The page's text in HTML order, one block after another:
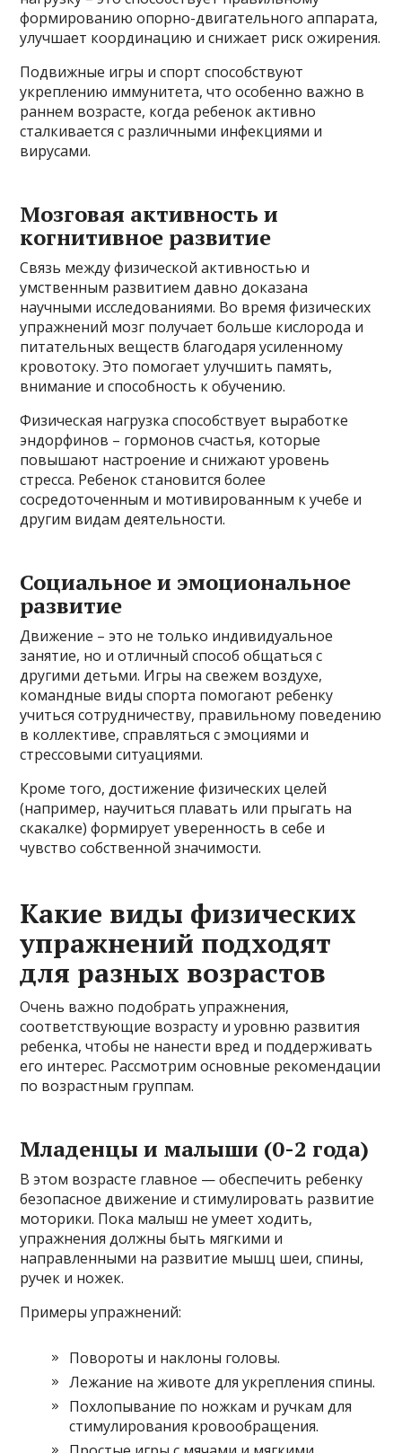
формированию опорно-двигательного аппарата,
улучшает координацию и снижает риск ожирения.
Подвижные игры и спорт способствуют
укреплению иммунитета, что особенно важно в
раннем возрасте, когда ребенок активно
сталкивается с различными инфекциями и
вирусами.
Мозговая активность и
когнитивное развитие
Связь между физической активностью и
умственным развитием давно доказана
научными исследованиями. Во время физических
упражнений мозг получает больше кислорода и
питательных веществ благодаря усиленному
кровотоку. Это помогает улучшить память,
внимание и способность к обучению.
Физическая нагрузка способствует выработке
эндорфинов – гормонов счастья, которые
повышают настроение и снижают уровень
стресса. Ребенок становится более
сосредоточенным и мотивированным к учебе и
другим видам деятельности.
Социальное и эмоциональное
развитие
Движение – это не только индивидуальное
занятие, но и отличный способ общаться с
другими детьми. Игры на свежем воздухе,
командные виды спорта помогают ребенку
учиться сотрудничеству, правильному поведению
в коллективе, справляться с эмоциями и
стрессовыми ситуациями.
Кроме того, достижение физических целей
(например, научиться плавать или прыгать на
скакалке) формирует уверенность в себе и
чувство собственной значимости.
Какие виды физических
упражнений подходят
для разных возрастов
Очень важно подобрать упражнения,
соответствующие возрасту и уровню развития
ребенка, чтобы не нанести вред и поддерживать
его интерес. Рассмотрим основные рекомендации
по возрастным группам.
Младенцы и малыши (0-2 года)
В этом возрасте главное — обеспечить ребенку
безопасное движение и стимулировать развитие
моторики. Пока малыш не умеет ходить,
упражнения должны быть мягкими и
направленными на развитие мышц шеи, спины,
ручек и ножек.
Примеры упражнений:
Повороты и наклоны головы.
Лежание на животе для укрепления спины.
Похлопывание по ножкам и ручкам для
стимулирования кровообращения.